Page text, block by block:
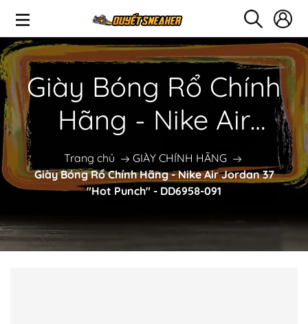
Giày Bóng Rổ Chính
Hãng - Nike Air
Jordan 37 "Hot
Punch" - DD6958-091
Trang chủ
GIÀY CHÍNH HÃNG
Giày Bóng Rổ Chính Hãng - Nike Air Jordan 37
"Hot Punch" - DD6958-091